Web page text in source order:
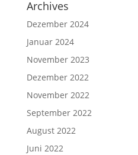
Archives
Dezember 2024
Januar 2024
November 2023
Dezember 2022
November 2022
September 2022
August 2022
Juni 2022